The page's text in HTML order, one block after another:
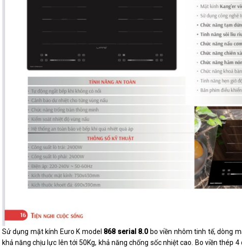
Sử dụng mặt kính Euro K model 868 serial 8.0 bo viền nhôm tinh tế, dòng
khả năng chịu lực lên tới 50Kg, khả năng chống sốc nhiệt cao. Bo viền thép